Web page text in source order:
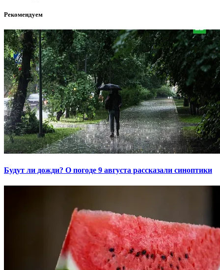
Рекомендуем
Будут ли дожди? О погоде 9 августа рассказали синоптики